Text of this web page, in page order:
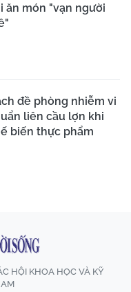
ăn món "vạn người
đề phòng nhiễm vi
liên cầu lợn khi
biến thực phẩm
HỘI KHOA HỌC VÀ KỸ